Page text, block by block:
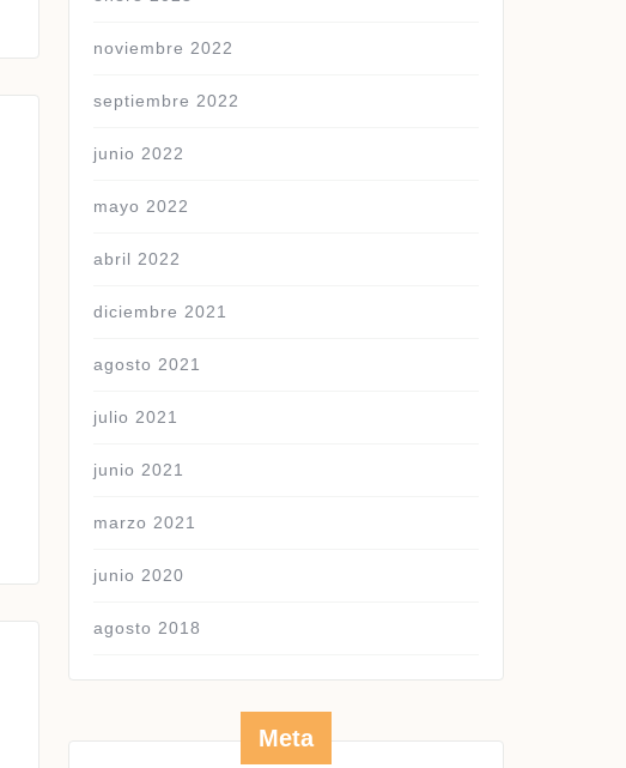
noviembre 2022
septiembre 2022
junio 2022
mayo 2022
abril 2022
diciembre 2021
agosto 2021
julio 2021
junio 2021
marzo 2021
junio 2020
agosto 2018
Meta